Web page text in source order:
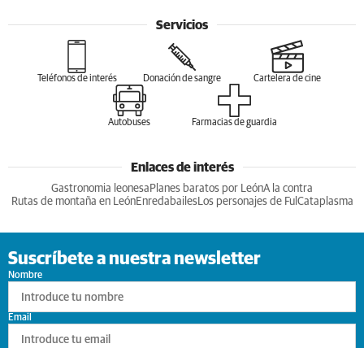
Servicios
Teléfonos de interés Donación de sangre Cartelera de cine
Autobuses Farmacias de guardia
Enlaces de interés
Gastronomia leonesa Planes baratos por LeónA la contra
Rutas de montaña en LeónEnredabailesLos personajes de Ful Cataplasma
Suscríbete a nuestra newsletter
Nombre
Email